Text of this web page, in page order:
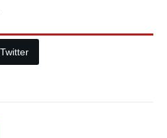
Twitter